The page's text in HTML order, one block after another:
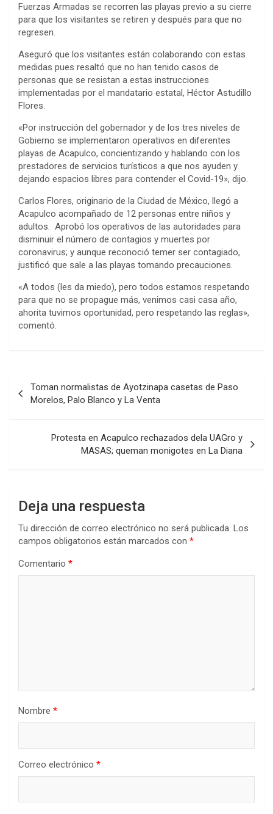
Fuerzas Armadas se recorren las playas previo a su cierre
para que los visitantes se retiren y después para que no
regresen.
Aseguró que los visitantes están colaborando con estas
medidas pues resaltó que no han tenido casos de
personas que se resistan a estas instrucciones
implementadas por el mandatario estatal, Héctor Astudillo
Flores.
«Por instrucción del gobernador y de los tres niveles de
Gobierno se implementaron operativos en diferentes
playas de Acapulco, concientizando y hablando con los
prestadores de servicios turísticos a que nos ayuden y
dejando espacios libres para contender el Covid-19», dijo.
Carlos Flores, originario de la Ciudad de México, llegó a
Acapulco acompañado de 12 personas entre niños y
adultos. Aprobó los operativos de las autoridades para
disminuir el número de contagios y muertes por
coronavirus; y aunque reconoció temer ser contagiado,
justificó que sale a las playas tomando precauciones.
«A todos (les da miedo), pero todos estamos respetando
para que no se propague más, venimos casi casa año,
ahorita tuvimos oportunidad, pero respetando las reglas»,
comentó.
de
entradas
Toman normalistas de Ayotzinapa casetas de Paso
Morelos, Palo Blanco y La Venta
Protesta en Acapulco rechazados dela UAGro y
MASAS; queman monigotes en La Diana
Deja una respuesta
Tu dirección de correo electrónico no será publicada. Los
campos obligatorios están marcados con *
Comentario *
Nombre *
Correo electrónico *